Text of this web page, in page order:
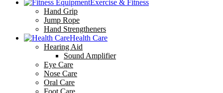
Exercise & Fitness
Hand Grip
Jump Rope
Hand Strengtheners
Health Care
Hearing Aid
Sound Amplifier
Eye Care
Nose Care
Oral Care
Foot Care